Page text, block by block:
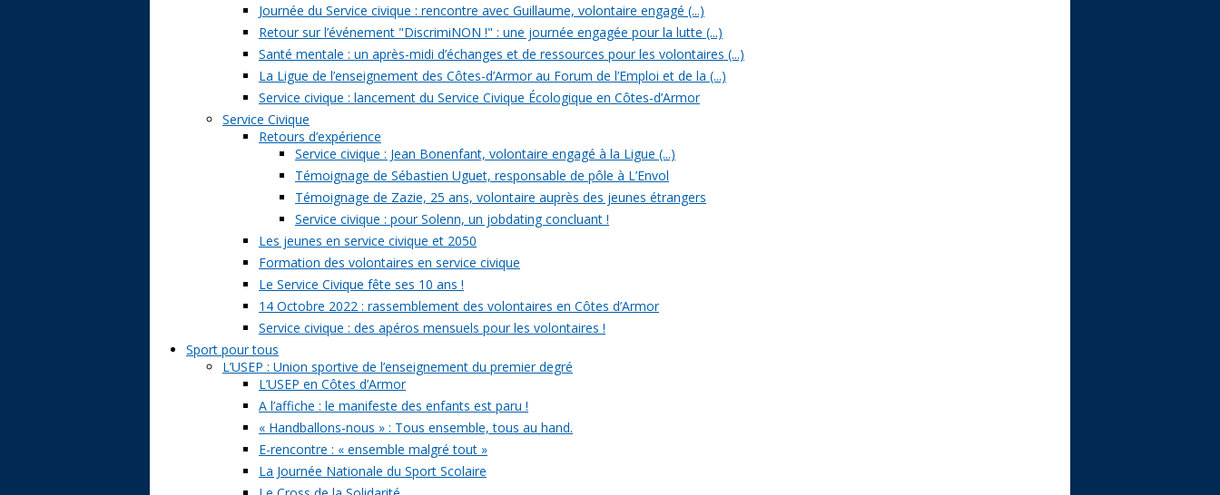
Journée du Service civique : rencontre avec Guillaume, volontaire engagé (...)
Retour sur l’événement "DiscrimiNON !" : une journée engagée pour la lutte (...)
Santé mentale : un après-midi d’échanges et de ressources pour les volontaires (...)
La Ligue de l’enseignement des Côtes-d’Armor au Forum de l’Emploi et de la (...)
Service civique : lancement du Service Civique Écologique en Côtes-d’Armor
Service Civique
Retours d’expérience
Service civique : Jean Bonenfant, volontaire engagé à la Ligue (...)
Témoignage de Sébastien Uguet, responsable de pôle à L’Envol
Témoignage de Zazie, 25 ans, volontaire auprès des jeunes étrangers
Service civique : pour Solenn, un jobdating concluant !
Les jeunes en service civique et 2050
Formation des volontaires en service civique
Le Service Civique fête ses 10 ans !
14 Octobre 2022 : rassemblement des volontaires en Côtes d’Armor
Service civique : des apéros mensuels pour les volontaires !
Sport pour tous
L’USEP : Union sportive de l’enseignement du premier degré
L’USEP en Côtes d’Armor
A l’affiche : le manifeste des enfants est paru !
« Handballons-nous » : Tous ensemble, tous au hand.
E-rencontre : « ensemble malgré tout »
La Journée Nationale du Sport Scolaire